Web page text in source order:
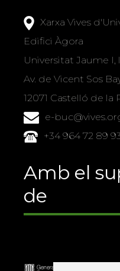
Xarxa Vives
Edifici Àgora
Universitat Jaume I,
Av. de Vicent Sos
12071 Castelló de la
e-
+34 964 72 89
Amb el
de